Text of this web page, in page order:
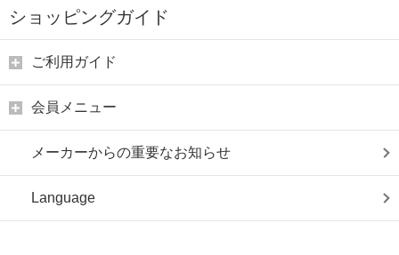
ショッピングガイド
ご利用ガイド
会員メニュー
メーカーからの重要なお知らせ
Language